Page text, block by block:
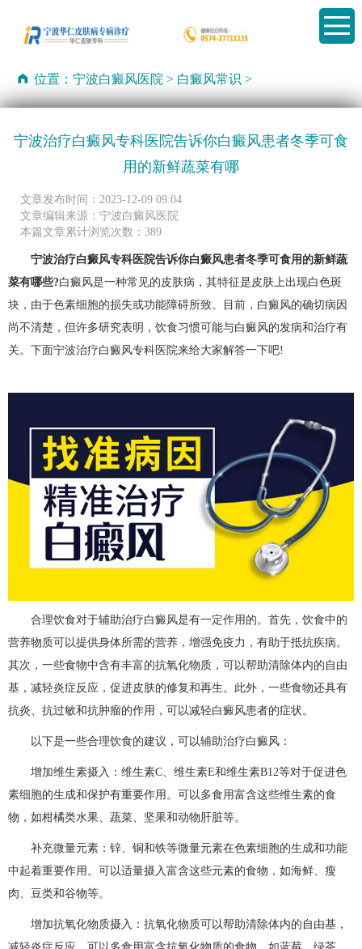
位置：宁波白癜风医院 > 白癜风常识 >
宁波治疗白癜风专科医院告诉你白癜风患者冬季可食
用的新鲜蔬菜有哪
文章发布时间：2023-12-09 09:04
文章编辑来源：宁波白癜风医院
本篇文章累计浏览次数：389
宁波治疗白癜风专科医院告诉你白癜风患者冬季可食用的新鲜蔬
菜有哪些?白癜风是一种常见的皮肤病，其特征是皮肤上出现白色斑
块，由于色素细胞的损失或功能障碍所致。目前，白癜风的确切病因
尚不清楚，但许多研究表明，饮食习惯可能与白癜风的发病和治疗有
关。下面宁波治疗白癜风专科医院来给大家解答一下吧!
合理饮食对于辅助治疗白癜风是有一定作用的。首先，饮食中的
营养物质可以提供身体所需的营养，增强免疫力，有助于抵抗疾病。
其次，一些食物中含有丰富的抗氧化物质，可以帮助清除体内的自由
基，减轻炎症反应，促进皮肤的修复和再生。此外，一些食物还具有
抗炎、抗过敏和抗肿瘤的作用，可以减轻白癜风患者的症状。
以下是一些合理饮食的建议，可以辅助治疗白癜风：
增加维生素摄入：维生素C、维生素E和维生素B12等对于促进色
素细胞的生成和保护有重要作用。可以多食用富含这些维生素的食
物，如柑橘类水果、蔬菜、坚果和动物肝脏等。
补充微量元素：锌、铜和铁等微量元素在色素细胞的生成和功能
中起着重要作用。可以适量摄入富含这些元素的食物，如海鲜、瘦
肉、豆类和谷物等。
增加抗氧化物质摄入：抗氧化物质可以帮助清除体内的自由基，